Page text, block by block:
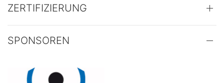
ZERTIFIZIERUNG
SPONSOREN